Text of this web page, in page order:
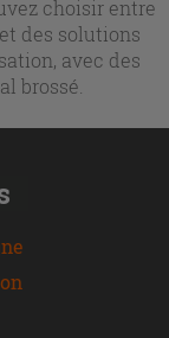
choisir entre
des solutions
avec des
brossé.